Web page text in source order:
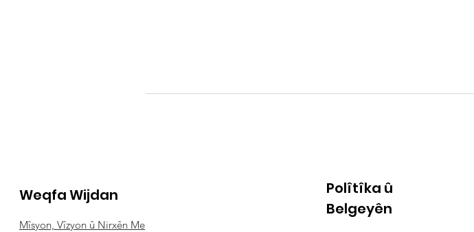
Weqfa Wijdan
Mîsyon, Vîzyon û Nirxên Me
Polîtîka û
Belgeyên